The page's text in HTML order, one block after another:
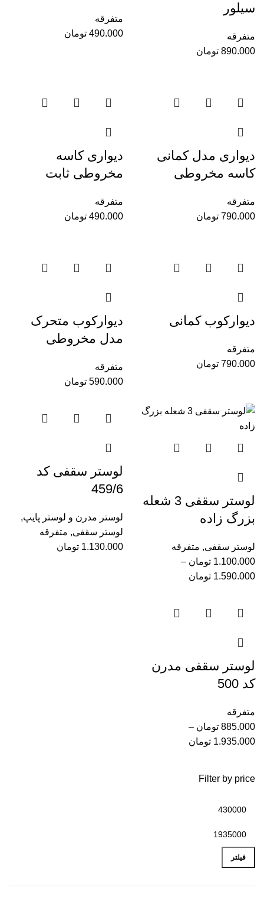
Filter by price
فیلتر
سیلور
متفرقه
890.000 تومان
متفرقه
490.000 تومان
دیواری مدل کمانی
کاسه مخروطی
متفرقه
790.000 تومان
دیواری کاسه
مخروطی ثابت
متفرقه
490.000 تومان
دیوارکوب کمانی
متفرقه
790.000 تومان
دیوارکوب متحرک
مدل مخروطی
متفرقه
590.000 تومان
لوستر سقفی 3 شعله
بزرگ زاده
لوستر سقفی, متفرقه
1.100.000 تومان –
1.590.000 تومان
لوستر سقفی کد
459/6
لوستر مدرن و لوستر پایپ,
لوستر سقفی, متفرقه
1.130.000 تومان
لوستر سقفی مدرن
کد 500
متفرقه
885.000 تومان –
1.935.000 تومان